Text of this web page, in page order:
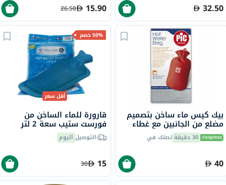
32.50
15.90
26.50
بيك كيس ماء ساخن بتصميم
مضلع من الجانبين مع غطاء
30 دقيقة تصلك في
40
50% خصم
أقل سعر
قارورة للماء الساخن من
فورست ستيب سعة 2 لتر
التوصيل اليوم
15
30